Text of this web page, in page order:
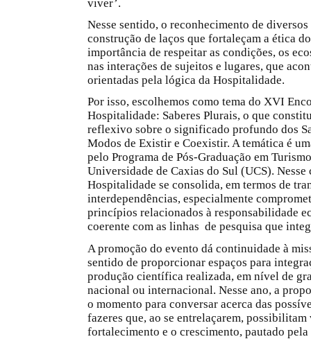
viver’.
Nesse sentido, o reconhecimento de
construção de laços que fortaleçam a ética
importância de respeitar as condições, os
nas interações de sujeitos e lugares, que
orientadas pela lógica da Hospitalidade.
Por isso, escolhemos como tema do XVI
Hospitalidade: Saberes Plurais, o que
reflexivo sobre o significado profundo dos
Modos de Existir e Coexistir. A temática é
pelo Programa de Pós-Graduação em
Universidade de Caxias do Sul (UCS).
Hospitalidade se consolida, em termos de
interdependências, especialmente
princípios relacionados à responsabilidade
coerente com as linhas de pesquisa que
A promoção do evento dá continuidade à
sentido de proporcionar espaços para
produção científica realizada, em nível de
nacional ou internacional. Nesse ano, a
o momento para conversar acerca das
fazeres que, ao se entrelaçarem,
fortalecimento e o crescimento, pautado